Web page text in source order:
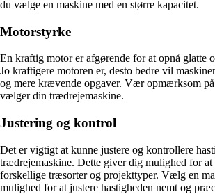
du vælge en maskine med en større kapacitet.
Motorstyrke
En kraftig motor er afgørende for at opnå glatte
Jo kraftigere motoren er, desto bedre vil
og mere krævende opgaver. Vær opmærksom
vælger din trædrejemaskine.
Justering og kontrol
Det er vigtigt at kunne justere og kontrollere
trædrejemaskine. Dette giver dig mulighed for at
forskellige træsorter og projekttyper. Vælg en
mulighed for at justere hastigheden nemt og